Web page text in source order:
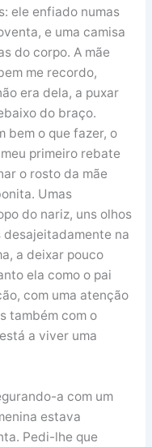
ele enfiado numas
e uma camisa
do corpo. A mãe
me recordo,
era dela, a puxar
do braço.
bem o que fazer, o
primeiro rebate
o rosto da mãe
Umas
do nariz, uns olhos
na
a deixar pouco
ela como o pai
com uma atenção
também com o
a viver uma
a com um
estava
Pedi-lhe que